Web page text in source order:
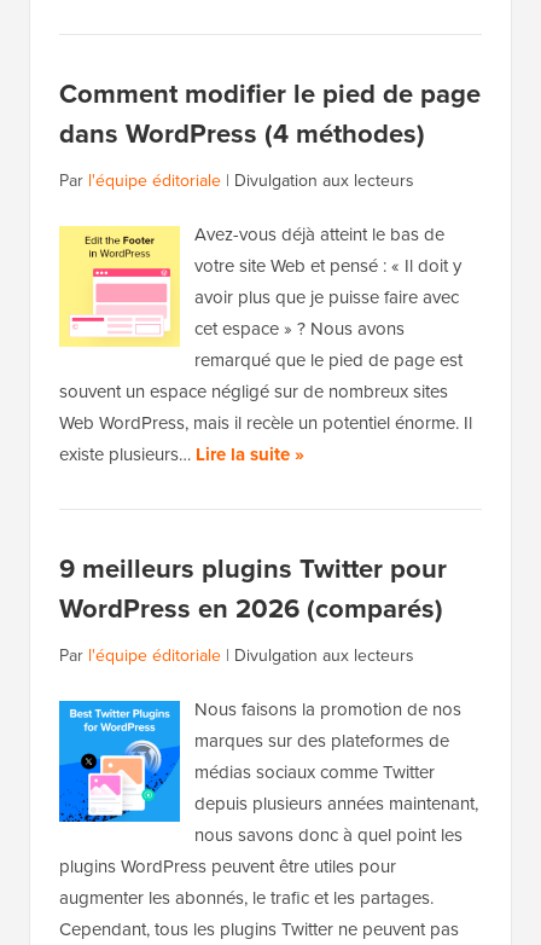
Comment modifier le pied de page
dans WordPress (4 méthodes)
Par l'équipe éditoriale | Divulgation aux lecteurs
Avez-vous déjà atteint le bas de
votre site Web et pensé : « Il doit y
avoir plus que je puisse faire avec
cet espace » ? Nous avons
remarqué que le pied de page est
souvent un espace négligé sur de nombreux sites
Web WordPress, mais il recèle un potentiel énorme. Il
existe plusieurs… Lire la suite »
9 meilleurs plugins Twitter pour
WordPress en 2026 (comparés)
Par l'équipe éditoriale | Divulgation aux lecteurs
Nous faisons la promotion de nos
marques sur des plateformes de
médias sociaux comme Twitter
depuis plusieurs années maintenant,
nous savons donc à quel point les
plugins WordPress peuvent être utiles pour
augmenter les abonnés, le trafic et les partages.
Cependant, tous les plugins Twitter ne peuvent pas